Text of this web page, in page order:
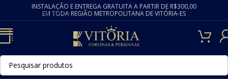
Skip to navigation
Skip to main content
INSTALAÇÃO E ENTREGA GRATUITA A PARTIR DE R$300,00
EM TODA REGIÃO METROPOLITANA DE VITÓRIA-ES